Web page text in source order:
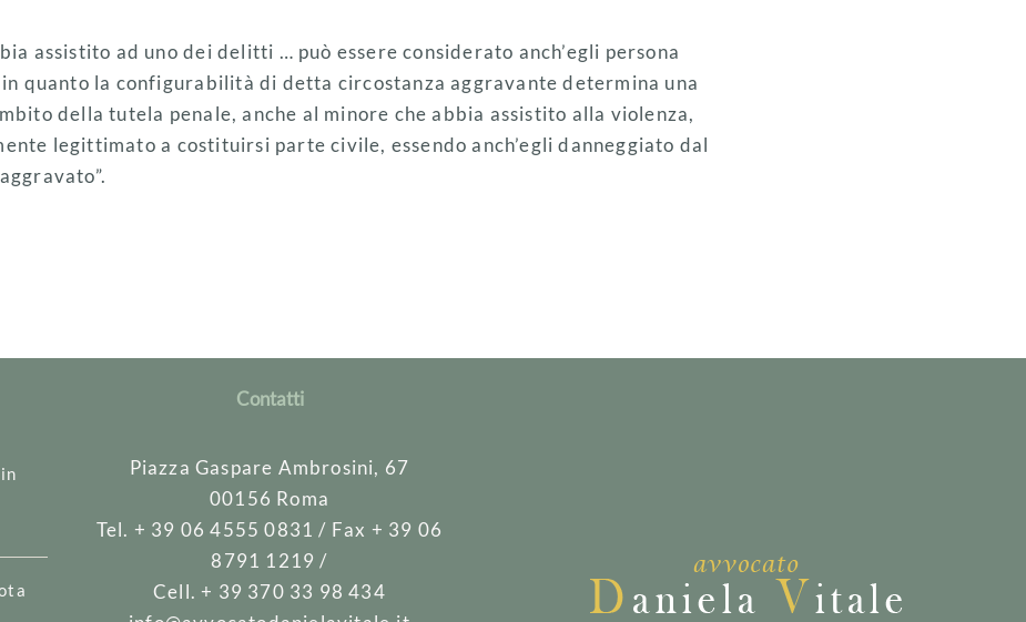
assistito ad uno dei delitti … può essere considerato anch’egli persona
quanto la configurabilità di detta circostanza aggravante determina una
della tutela penale, anche al minore che abbia assistito alla violenza,
legittimato a costituirsi parte civile, essendo anch’egli danneggiato dal
Contatti
Piazza Gaspare Ambrosini, 67
00156 Roma
Tel. + 39 06 4555 0831 / Fax + 39 06
8791 1219 /
Cell. + 39 370 33 98 434